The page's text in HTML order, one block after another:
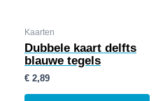
Kaarten
Dubbele kaart delfts
blauwe tegels
€ 2,89